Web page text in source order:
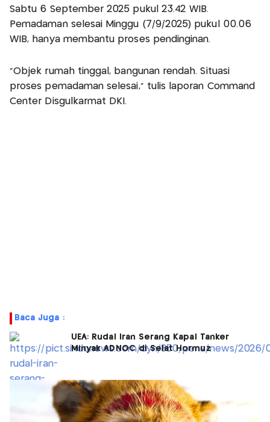
Sabtu 6 September 2025 pukul 23.42 WIB.
Pemadaman selesai Minggu (7/9/2025) pukul 00.06
WIB, hanya membantu proses pendinginan.
"Objek rumah tinggal, bangunan rendah. Situasi
proses pemadaman selesai," tulis laporan Command
Center Disgulkarmat DKI.
Baca Juga :
UEA: Rudal Iran Serang Kapal Tanker
Minyak ADNOC di Selat Hormuz